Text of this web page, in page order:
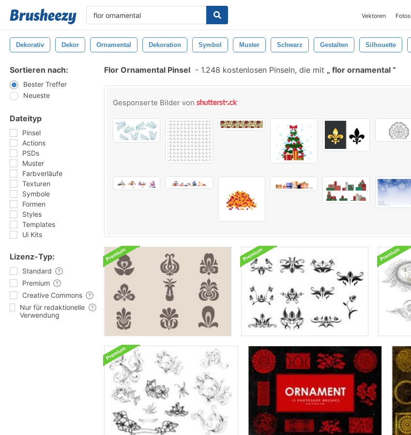
Vektoren Fotos
Dekorativ Dekor Ornamental Dekoration Symbol Muster Schwarz Gestalten Silhouette
Sortieren nach:
Bester Treffer
Neueste
Dateityp
Pinsel
Actions
PSDs
Muster
Farbverläufe
Texturen
Symbole
Formen
Styles
Templates
Ui Kits
Lizenz-Typ:
Standard
Premium
Creative Commons
Nur für redaktionelle
Verwendung
Flor Ornamental Pinsel - 1.248 kostenlosen Pinseln, die mit flor ornamental
Gesponserte Bilder von